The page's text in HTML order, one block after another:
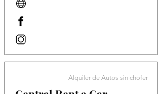
Alquiler de Autos sin chofer